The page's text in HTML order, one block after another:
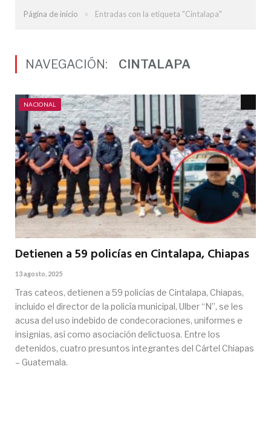
Página de inicio » Entradas con la etiqueta "Cintalapa"
NAVEGACIÓN: CINTALAPA
NACIONAL
Detienen a 59 policías en Cintalapa, Chiapas
13 agosto, 2025
Tras cateos, detienen a 59 policías de Cintalapa, Chiapas,
incluido el director de la policía municipal, Ulber “N”, se les
acusa del uso indebido de condecoraciones, uniformes e
insignias, así como asociación delictuosa. Entre los
detenidos, cuatro presuntos integrantes del Cártel Chiapas
– Guatemala.